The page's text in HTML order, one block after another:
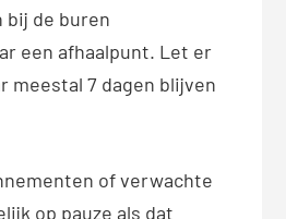
bij de buren
een afhaalpunt. Let er
meestal 7 dagen blijven
of verwachte
op pauze als dat